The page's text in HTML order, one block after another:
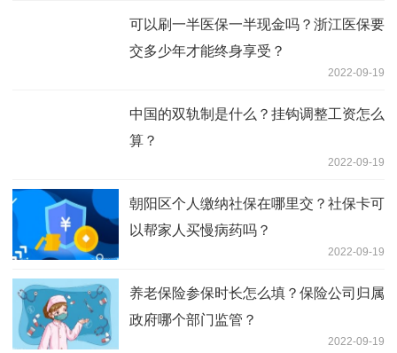
可以刷一半医保一半现金吗？浙江医保要
交多少年才能终身享受？
2022-09-19
中国的双轨制是什么？挂钩调整工资怎么
算？
2022-09-19
朝阳区个人缴纳社保在哪里交？社保卡可
以帮家人买慢病药吗？
2022-09-19
养老保险参保时长怎么填？保险公司归属
政府哪个部门监管？
2022-09-19